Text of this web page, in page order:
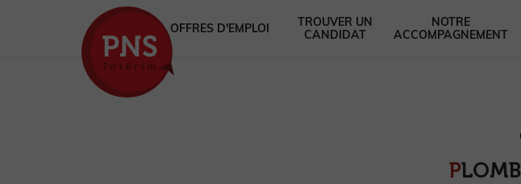
OFFRES D'EMPLOI
TROUVER UN
CANDIDAT
NOTRE
ACCOMPAGNEMENT
PLOMB